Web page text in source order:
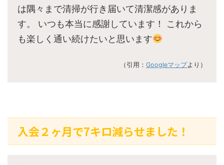
は隅々まで清掃が行き届いて清潔感がありま
す。 いつも本当に感謝しています！ これから
も楽しく通い続けたいと思います
（引用： Googleマップより）
入会２ヶ月で7キロ減らせました！